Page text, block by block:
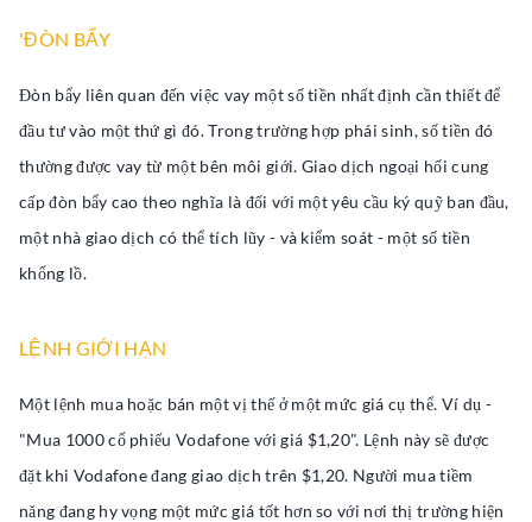
'ĐÒN BẨY
Đòn bẩy liên quan đến việc vay một số tiền nhất định cần thiết để
đầu tư vào một thứ gì đó. Trong trường hợp phái sinh, số tiền đó
thường được vay từ một bên môi giới. Giao dịch ngoại hối cung
cấp đòn bẩy cao theo nghĩa là đối với một yêu cầu ký quỹ ban đầu,
một nhà giao dịch có thể tích lũy - và kiểm soát - một số tiền
khổng lồ.
LỆNH GIỚI HẠN
Một lệnh mua hoặc bán một vị thế ở một mức giá cụ thể. Ví dụ -
"Mua 1000 cổ phiếu Vodafone với giá $1,20". Lệnh này sẽ được
đặt khi Vodafone đang giao dịch trên $1,20. Người mua tiềm
năng đang hy vọng một mức giá tốt hơn so với nơi thị trường hiện